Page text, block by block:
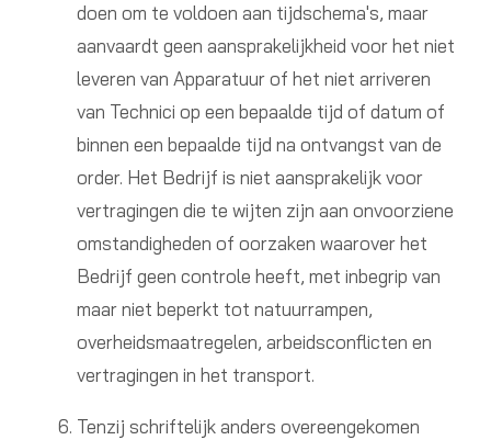
doen om te voldoen aan tijdschema's, maar
aanvaardt geen aansprakelijkheid voor het niet
leveren van Apparatuur of het niet arriveren
van Technici op een bepaalde tijd of datum of
binnen een bepaalde tijd na ontvangst van de
order. Het Bedrijf is niet aansprakelijk voor
vertragingen die te wijten zijn aan onvoorziene
omstandigheden of oorzaken waarover het
Bedrijf geen controle heeft, met inbegrip van
maar niet beperkt tot natuurrampen,
overheidsmaatregelen, arbeidsconflicten en
vertragingen in het transport.
Tenzij schriftelijk anders overeengekomen